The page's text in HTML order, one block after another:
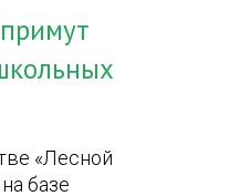
«Лесной
базе